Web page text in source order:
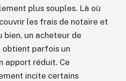
plus souples. Là où
les frais de notaire et
bien, un acheteur de
obtient parfois un
apport réduit. Ce
incite certains